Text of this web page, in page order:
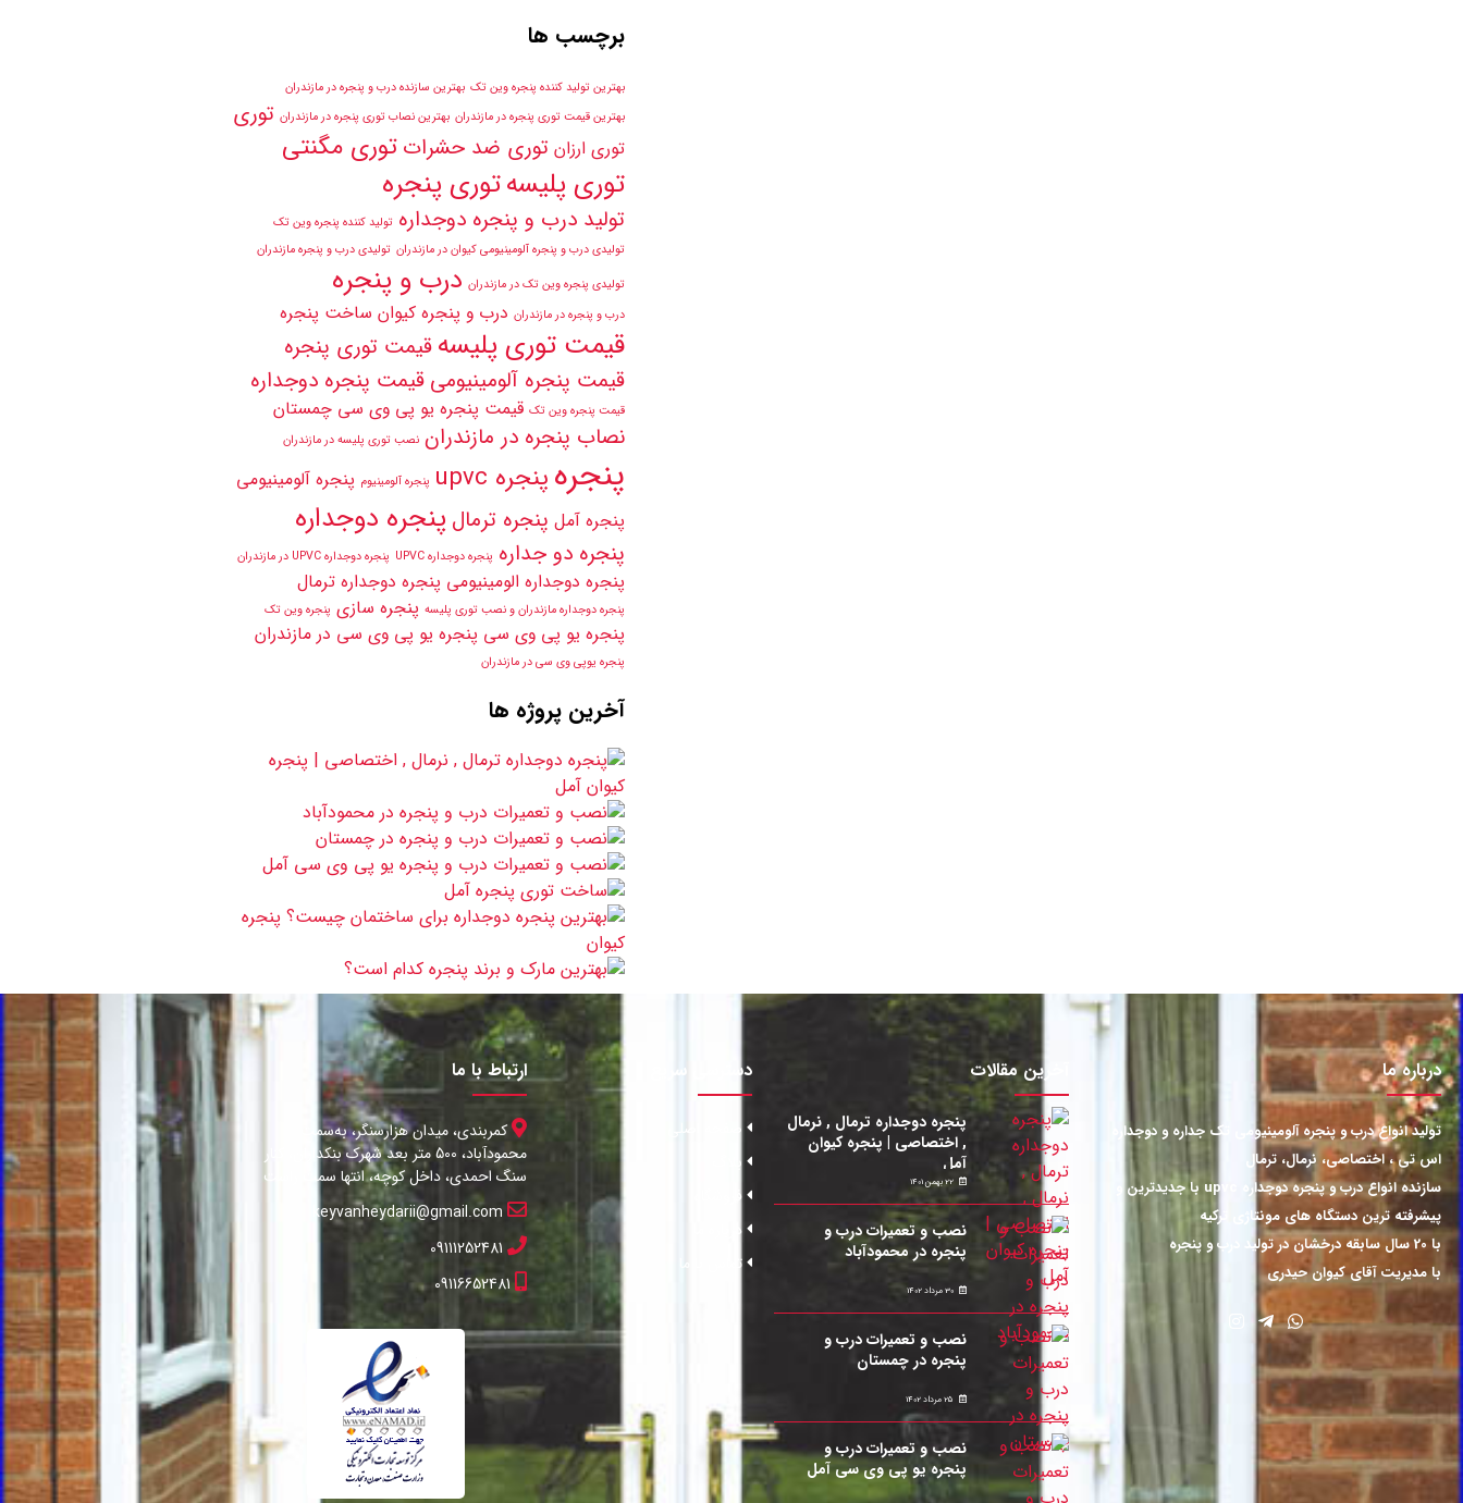
برچسب ها
بهترین تولید کننده پنجره وین تک بهترین سازنده درب و پنجره در مازندران
بهترین قیمت توری پنجره در مازندران بهترین نصاب توری پنجره در مازندران توری
توری ارزان توری ضد حشرات توری مگنتی
توری پلیسهتوری پنجره
تولید درب و پنجره دوجداره تولید کننده پنجره وین تک
تولیدی درب و پنجره آلومینیومی کیوان در مازندران تولیدی درب و پنجره مازندران
تولیدی پنجره وین تک در مازندران درب و پنجره
درب و پنجره در مازندران درب و پنجره کیوان ساخت پنجره
قیمت توری پلیسه قیمت توری پنجره
قیمت پنجره آلومینیومی قیمت پنجره دوجداره
قیمت پنجره وین تک قیمت پنجره یو پی وی سی چمستان
نصاب پنجره در مازندران نصب توری پلیسه در مازندران
پنجره پنجره upvc پنجره آلومینیوم پنجره آلومینیومی
پنجره آمل پنجره ترمال پنجره دوجداره
پنجره دو جداره پنجره دوجداره UPVC پنجره دوجداره UPVC در مازندران
پنجره دوجداره الومینیومی پنجره دوجداره ترمال
پنجره دوجداره مازندران و نصب توری پلیسه پنجره سازی پنجره وین تک
پنجره یو پی وی سی پنجره یو پی وی سی در مازندران
پنجره یوپی وی سی در مازندران
آخرین پروژه ها
درباره ما
تولید انواع درب و پنجره آلومینیومی تک جداره و دوجداره
اس تی ، اختصاصی، نرمال، ترمال
سازنده انواع درب و پنجره دوجداره upvc با جدیدترین و
پیشرفته ترین دستگاه های مونتاژی ترکیه
با 20 سال سابقه درخشان در تولید درب و پنجره
با مدیریت آقای کیوان حیدری
آخرین مقالات
پنجره دوجداره ترمال , نرمال
, اختصاصی | پنجره کیوان
آمل
22 بهمن 1401
نصب و تعمیرات درب و
پنجره در محمودآباد
30 مرداد 1402
نصب و تعمیرات درب و
پنجره در چمستان
25 مرداد 1402
نصب و تعمیرات درب و
پنجره یو پی وی سی آمل
دسترسی سریع
صفحه اصلی
بلاگ
فروشگاه
درباره ما
تماس با ما
ارتباط با ما
کمربندی، میدان هزارسنگر، به‌سمت
محمودآباد، 500 متر بعد شهرک بنکداران، کنار
سنگ احمدی، داخل کوچه، انتها سمت راست
keyvanheydarii@gmail.com
09111252481
09116652481